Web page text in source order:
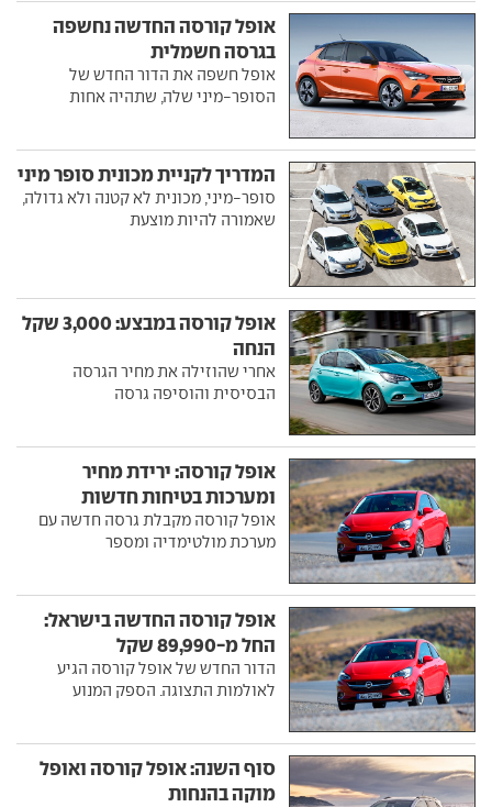
אופל קורסה החדשה נחשפה
בגרסה חשמלית
אופל חשפה את הדור החדש של
הסופר-מיני שלה, שתהיה אחות
המדריך לקניית מכונית סופר מיני
סופר-מיני, מכונית לא קטנה ולא גדולה,
שאמורה להיות מוצעת
אופל קורסה במבצע: 3,000 שקל
הנחה
אחרי שהוזילה את מחיר הגרסה
הבסיסית והוסיפה גרסה
אופל קורסה: ירידת מחיר
ומערכות בטיחות חדשות
אופל קורסה מקבלת גרסה חדשה עם
מערכת מולטימדיה ומספר
אופל קורסה החדשה בישראל:
החל מ-89,990 שקל
הדור החדש של אופל קורסה הגיע
לאולמות התצוגה. הספק המנוע
סוף השנה: אופל קורסה ואופל
מוקה בהנחות